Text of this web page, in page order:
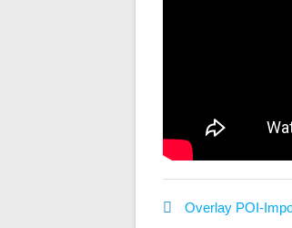
Overlay POI-